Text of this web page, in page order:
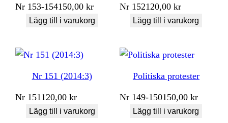
Nr 153-154150,00kr
Lägg till i varukorg
Nr 152120,00kr
Lägg till i varukorg
Nr 151 (2014:3)
Nr 151 120,00kr
Lägg till i varukorg
Politiska protester
Nr 149-150150,00kr
Lägg till i varukorg